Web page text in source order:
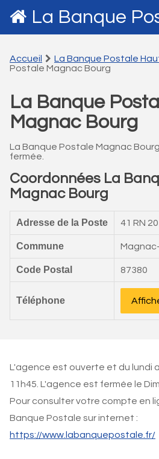
La Banque
Accueil La Banque Postale
Postale Magnac Bourg
La Banque
Magnac Bourg
La Banque Postale Magnac
fermée.
Coordonnées La
Magnac Bourg
Adresse de la Poste 41 RN 20
Commune
Code Postal 87380
Téléphone
L'agence est ouverte et du lundi
11h45. L'agence est fermée le
Pour consulter votre compte en
Banque Postale sur internet :
https://www.labanquepostale.fr/